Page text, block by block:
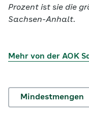
Prozent ist sie die
Sachsen-Anhalt.
Mehr von der AOK
Mindestmengen